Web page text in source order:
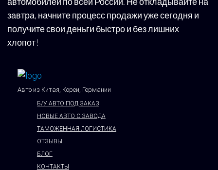
завтра, начните процесс продажи уже сегодня и
получите свои деньги быстро и без лишних
хлопот!
Авто из Китая, Кореи, Германии
Б/У АВТО ПОД ЗАКАЗ
НОВЫЕ АВТО С ЗАВОДА
ТАМОЖЕННАЯ ЛОГИСТИКА
ОТЗЫВЫ
БЛОГ
КОНТАКТЫ